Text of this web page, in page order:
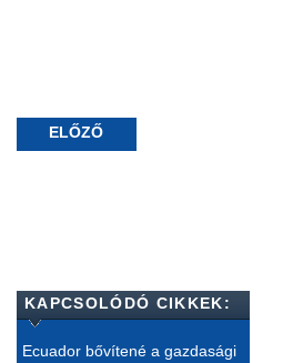
ELŐZŐ
KAPCSOLÓDÓ CIKKEK:
Ecuador bővítené a gazdasági